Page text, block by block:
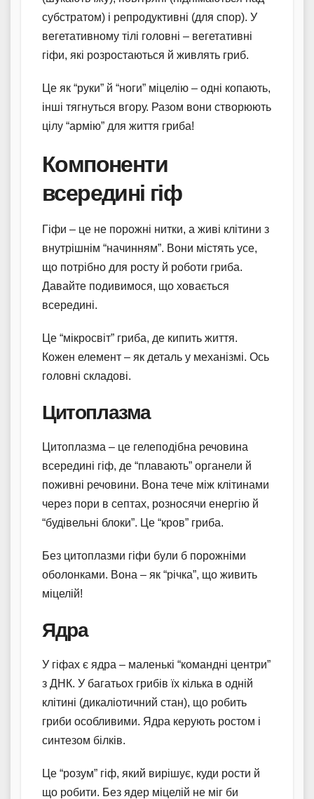
субстратом) і репродуктивні (для спор). У
вегетативному тілі головні – вегетативні
гіфи, які розростаються й живлять гриб.
Це як “руки” й “ноги” міцелію – одні копають,
інші тягнуться вгору. Разом вони створюють
цілу “армію” для життя гриба!
Компоненти
всередині гіф
Гіфи – це не порожні нитки, а живі клітини з
внутрішнім “начинням”. Вони містять усе,
що потрібно для росту й роботи гриба.
Давайте подивимося, що ховається
всередині.
Це “мікросвіт” гриба, де кипить життя.
Кожен елемент – як деталь у механізмі. Ось
головні складові.
Цитоплазма
Цитоплазма – це гелеподібна речовина
всередині гіф, де “плавають” органели й
поживні речовини. Вона тече між клітинами
через пори в септах, розносячи енергію й
“будівельні блоки”. Це “кров” гриба.
Без цитоплазми гіфи були б порожніми
оболонками. Вона – як “річка”, що живить
міцелій!
Ядра
У гіфах є ядра – маленькі “командні центри”
з ДНК. У багатьох грибів їх кілька в одній
клітині (дикаліотичний стан), що робить
гриби особливими. Ядра керують ростом і
синтезом білків.
Це “розум” гіф, який вирішує, куди рости й
що робити. Без ядер міцелій не міг би